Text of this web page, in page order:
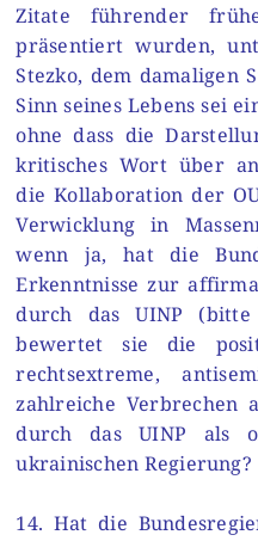
Zitate führender
präsentiert wurden,
Stezko, dem damaligen
Sinn seines Lebens sei
ohne dass die
kritisches Wort über
die Kollaboration der
Verwicklung in
wenn ja, hat die
Erkenntnisse zur
durch das UINP
bewertet sie die
rechtsextreme,
zahlreiche Verbrechen
durch das UINP als
ukrainischen Regierung?
14. Hat die